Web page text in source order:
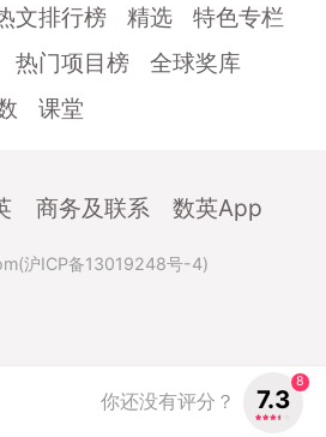
你还没有评分？ 7.3
8
文排行榜 精选
特色专栏
热门项目榜
全球奖库
课堂
商务及联系 数英App
沪ICP备13019248号-4)